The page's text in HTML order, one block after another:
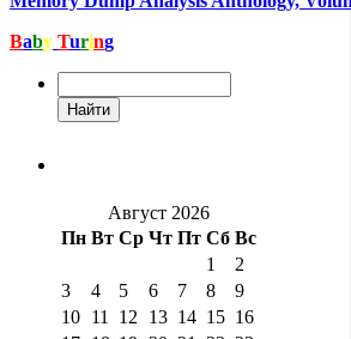
Baby Turing
Август 2026
Пн Вт Ср Чт Пт Сб Вс
1
2
3
4 5 6 7 8
9
10 11 12 13 14 15 16